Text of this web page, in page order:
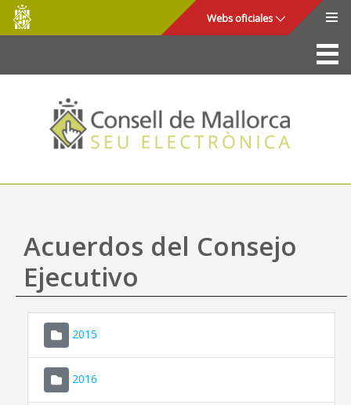
Saltar al contenido principal
Consell
de
Mallorca
Webs oficiales
La Sede
Consejo de Mallorca
Acceso y seguridad
Utilidades
Mapa web
Ayuda
Acuerdos del Consejo
Ejecutivo
2015
2016